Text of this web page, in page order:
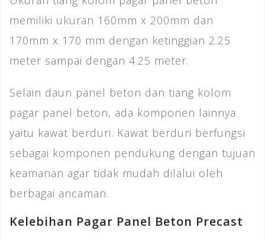
memiliki ukuran 160mm x 200mm dan
170mm x 170 mm dengan ketinggian 2.25
meter sampai dengan 4.25 meter.
Selain daun panel beton dan tiang kolom
pagar panel beton, ada komponen lainnya
yaitu kawat berduri. Kawat berduri berfungsi
sebagai komponen pendukung dengan tujuan
keamanan agar tidak mudah dilalui oleh
berbagai ancaman.
Kelebihan Pagar Panel Beton Precast